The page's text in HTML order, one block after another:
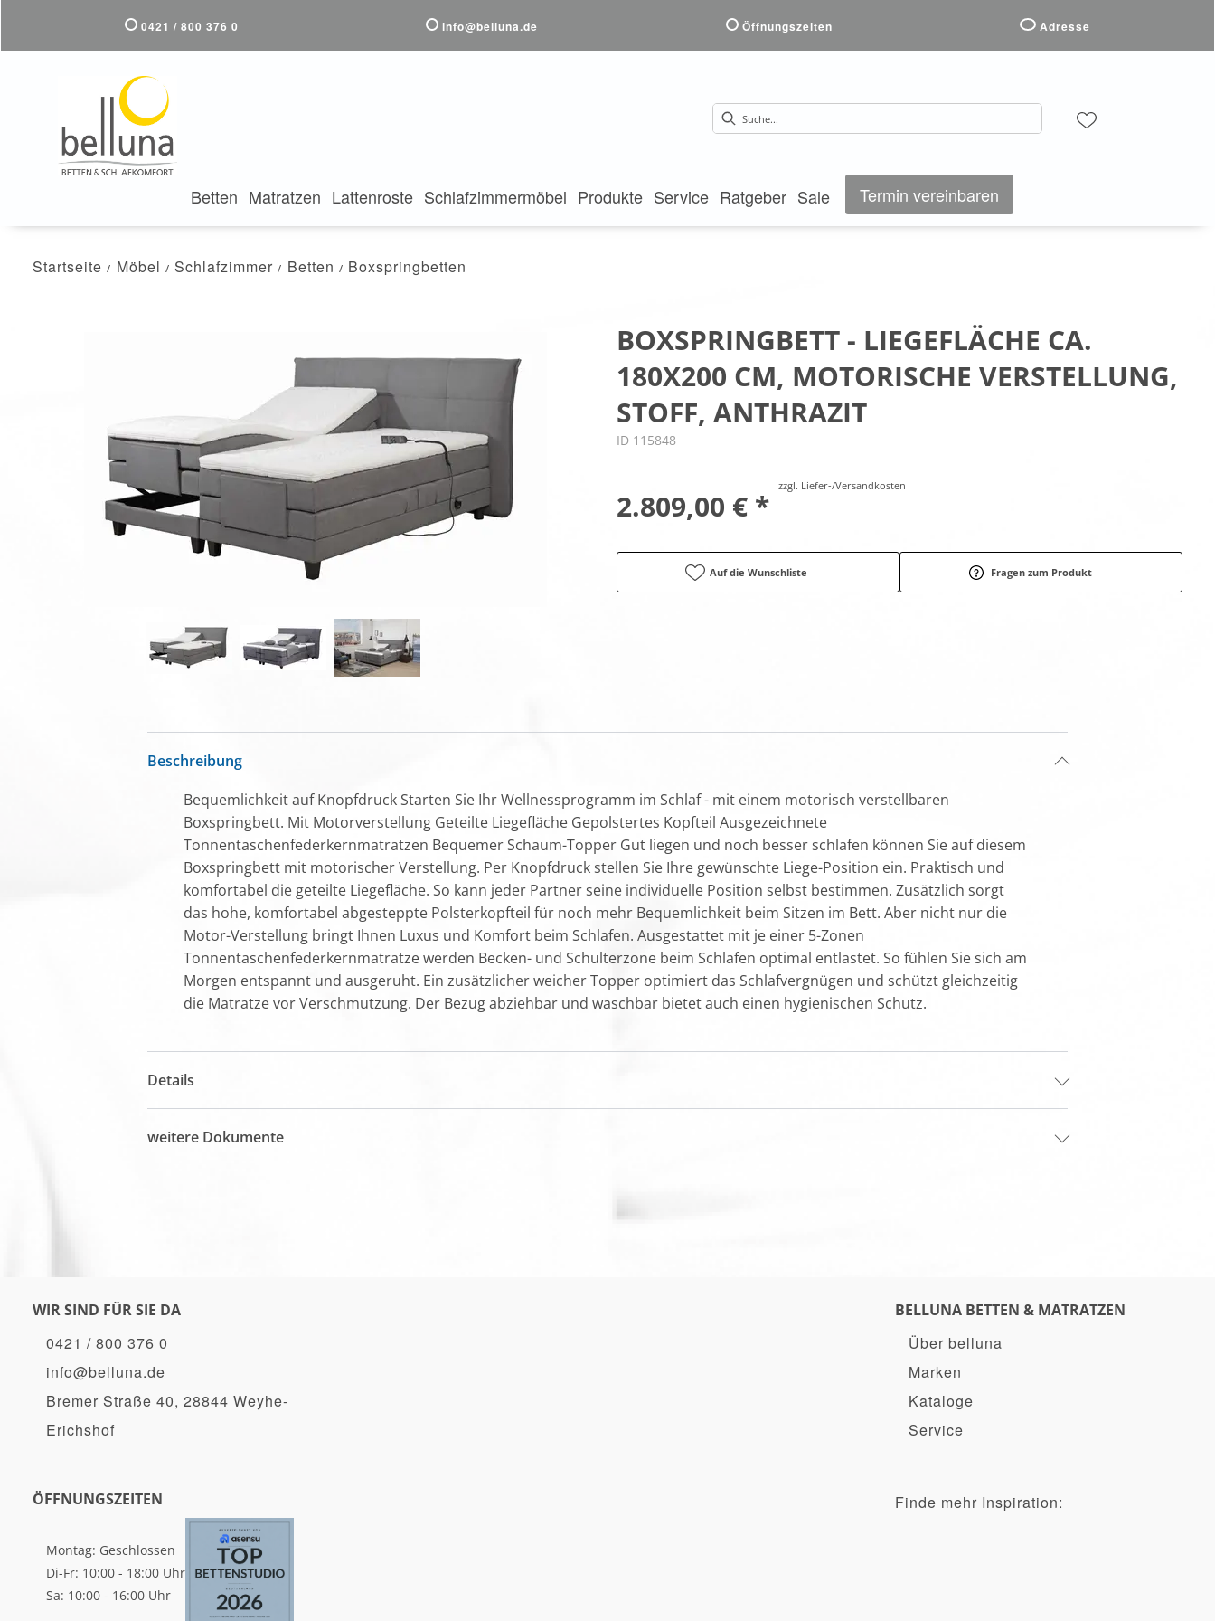
0421 / 800 376 0 info@belluna.de Öffnungszeiten Adresse
Betten Matratzen Lattenroste Schlafzimmermöbel Produkte Service Ratgeber Sale Termin vereinbaren
Startseite Möbel Schlafzimmer Betten Boxspringbetten
BOXSPRINGBETT - LIEGEFLÄCHE CA.
180X200 CM, MOTORISCHE VERSTELLUNG,
STOFF, ANTHRAZIT
ID 115848
2.809,00 € *
zzgl. Liefer-/Versandkosten
Auf die Wunschliste Fragen zum Produkt
Beschreibung
Bequemlichkeit auf Knopfdruck Starten Sie Ihr Wellnessprogramm im Schlaf - mit einem motorisch verstellbaren
Boxspringbett. Mit Motorverstellung Geteilte Liegefläche Gepolstertes Kopfteil Ausgezeichnete
Tonnentaschenfederkernmatratzen Bequemer Schaum-Topper Gut liegen und noch besser schlafen können Sie auf diesem
Boxspringbett mit motorischer Verstellung. Per Knopfdruck stellen Sie Ihre gewünschte Liege-Position ein. Praktisch und
komfortabel die geteilte Liegefläche. So kann jeder Partner seine individuelle Position selbst bestimmen. Zusätzlich sorgt
das hohe, komfortabel abgesteppte Polsterkopfteil für noch mehr Bequemlichkeit beim Sitzen im Bett. Aber nicht nur die
Motor-Verstellung bringt Ihnen Luxus und Komfort beim Schlafen. Ausgestattet mit je einer 5-Zonen
Tonnentaschenfederkernmatratze werden Becken- und Schulterzone beim Schlafen optimal entlastet. So fühlen Sie sich am
Morgen entspannt und ausgeruht. Ein zusätzlicher weicher Topper optimiert das Schlafvergnügen und schützt gleichzeitig
die Matratze vor Verschmutzung. Der Bezug abziehbar und waschbar bietet auch einen hygienischen Schutz.
Details
weitere Dokumente
WIR SIND FÜR SIE DA
0421 / 800 376 0
info@belluna.de
Bremer Straße 40, 28844 Weyhe-
Erichshof
BELLUNA BETTEN & MATRATZEN
Über belluna
Marken
Kataloge
Service
ÖFFNUNGSZEITEN
Montag: Geschlossen
Di-Fr: 10:00 - 18:00 Uhr
Sa: 10:00 - 16:00 Uhr
Finde mehr Inspiration: